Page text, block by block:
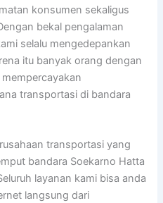
konsumen sekaligus
bekal pengalaman
selalu mengedepankan
itu banyak orang dengan
transportasi di bandara
transportasi yang
bandara Soekarno Hatta
layanan kami bisa anda
langsung dari